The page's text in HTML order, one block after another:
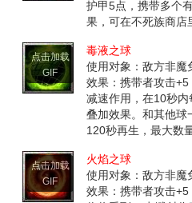
护甲5点，携带多个
果，可在不死族商店
点击加载
GIF
毒液之球
使用对象：敌方非魔
效果：携带者攻击
减速作用，在10秒
叠加效果。和其他球
120秒再生，最大数
点击加载
GIF
火焰之球
使用对象：敌方非魔
效果：携带者攻击